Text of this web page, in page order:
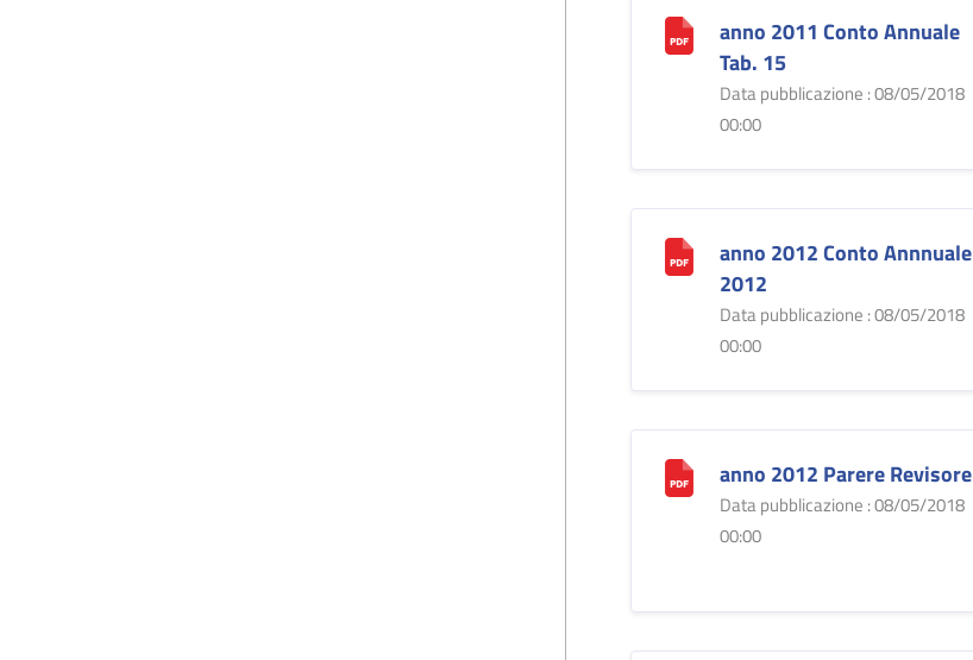
anno 2011 Conto Annuale
Tab. 15
Data pubblicazione : 08/05/2018
00:00
anno 2012 Conto Annnuale
2012
Data pubblicazione : 08/05/2018
00:00
anno 2012 Parere Revisore
Data pubblicazione : 08/05/2018
00:00